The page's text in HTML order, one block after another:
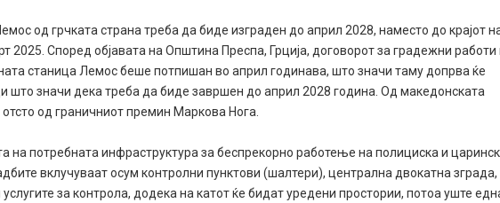
од грчката страна треба да биде изграден до април 2028, наместо до крајот
2025. Според објавата на Општина Преспа, Грција, договорот за градежни работи
станица Лемос беше потпишан во април годинава, што значи таму допрва ќе
што значи дека треба да биде завршен до април 2028 година. Од македонската
од граничниот премин Маркова Нога.
на потребната инфраструктура за беспрекорно работење на полициска и
вклучуваат осум контролни пунктови (шалтери), централна двокатна зграда,
за контрола, додека на катот ќе бидат уредени простории, потоа уште